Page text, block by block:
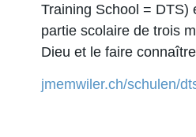
Training School = DTS)
partie scolaire de trois
Dieu et le faire
jmemwiler.ch/schulen/